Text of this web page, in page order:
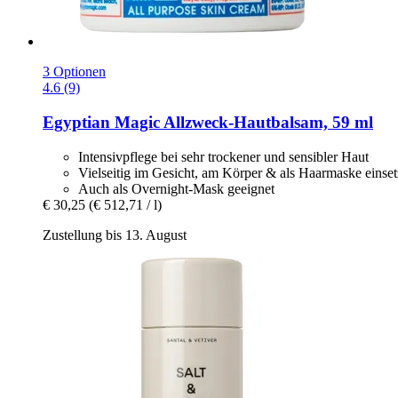
3 Optionen
4.6 (9)
Egyptian Magic Allzweck-​Hautbalsam, 59 ml
Intensivpflege bei sehr trockener und sensibler Haut
Vielseitig im Gesicht, am Körper & als Haarmaske
Auch als Overnight-Mask geeignet
€ 30,25 (€ 512,71 / l)
Zustellung bis 13. August